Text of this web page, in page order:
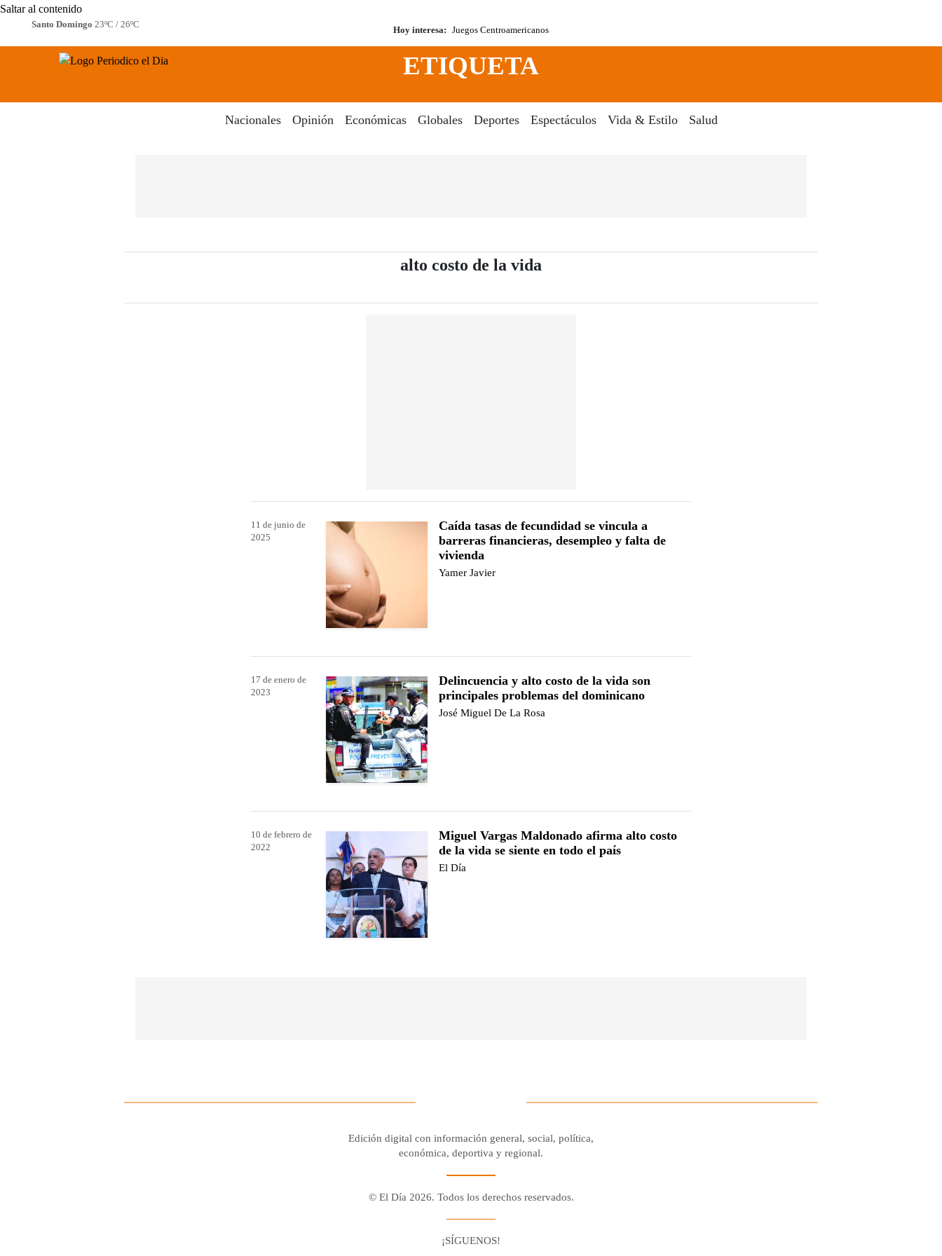
Saltar al contenido
Santo Domingo 23ºC / 26ºC
Hoy interesa: Juegos Centroamericanos
Search
ETIQUETA
Nacionales Opinión Económicas Globales Deportes Espectáculos Vida & Estilo Salud
alto costo de la vida
11 de junio de
2025
Caída tasas de fecundidad se vincula a
barreras financieras, desempleo y falta de
vivienda
Yamer Javier
17 de enero de
2023
Delincuencia y alto costo de la vida son
principales problemas del dominicano
José Miguel De La Rosa
10 de febrero de
2022
Miguel Vargas Maldonado afirma alto costo
de la vida se siente en todo el país
El Día
Edición digital con información general, social, política,
económica, deportiva y regional.
© El Día 2026. Todos los derechos reservados.
¡SÍGUENOS!